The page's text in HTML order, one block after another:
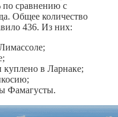
по сравнению с
Общее количество
436. Из них:
в Ларнаке;
Фамагусты.